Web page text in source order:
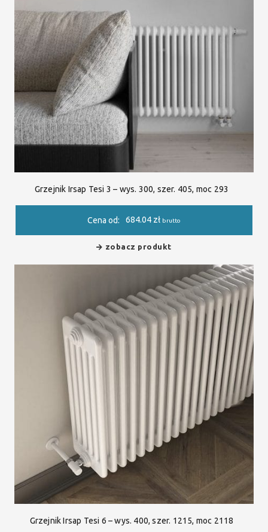
Grzejnik Irsap Tesi 3 – wys. 300, szer. 405, moc 293
Cena od: 684.04 zł brutto
zobacz produkt
Grzejnik Irsap Tesi 6 – wys. 400, szer. 1215, moc 2118